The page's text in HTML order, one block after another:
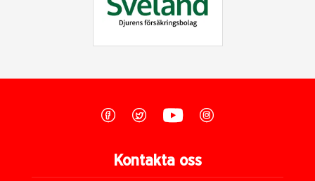
Kontakta oss